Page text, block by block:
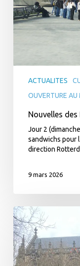
ACTUALITES
OUVERTURE AU
Nouvelles des
Jour 2
sandwichs pour
direction
9 mars 2026
Nouvelles
des
Pays-
Bas
–
Jour